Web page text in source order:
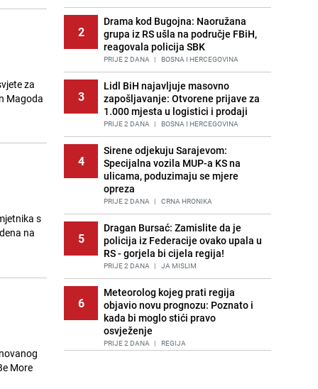
za
Magoda
s
na
More
2
Drama kod Bugojna: Naoružana
grupa iz RS ušla na područje FBiH,
reagovala policija SBK
PRIJE 2 DANA | BOSNA I HERCEGOVINA
3
Lidl BiH najavljuje masovno
zapošljavanje: Otvorene prijave za
1.000 mjesta u logistici i prodaji
PRIJE 2 DANA | BOSNA I HERCEGOVINA
4
Sirene odjekuju Sarajevom:
Specijalna vozila MUP-a KS na
ulicama, poduzimaju se mjere
opreza
PRIJE 2 DANA | CRNA HRONIKA
5
Dragan Bursać: Zamislite da je
policija iz Federacije ovako upala u
RS - gorjela bi cijela regija!
PRIJE 2 DANA | JA MISLIM
6
Meteorolog kojeg prati regija
objavio novu prognozu: Poznato i
kada bi moglo stići pravo
osvježenje
PRIJE 2 DANA | REGIJA